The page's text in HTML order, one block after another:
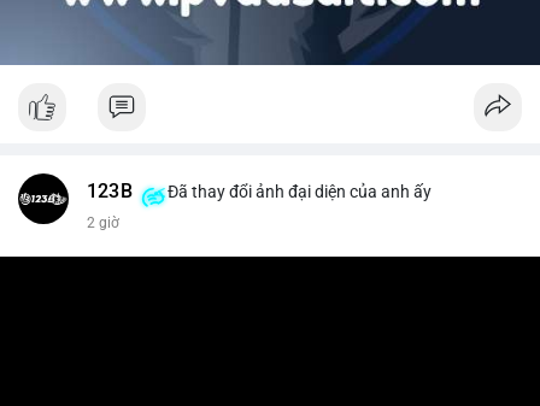
123B Đã thay đổi ảnh đại diện của anh ấy
2 giờ